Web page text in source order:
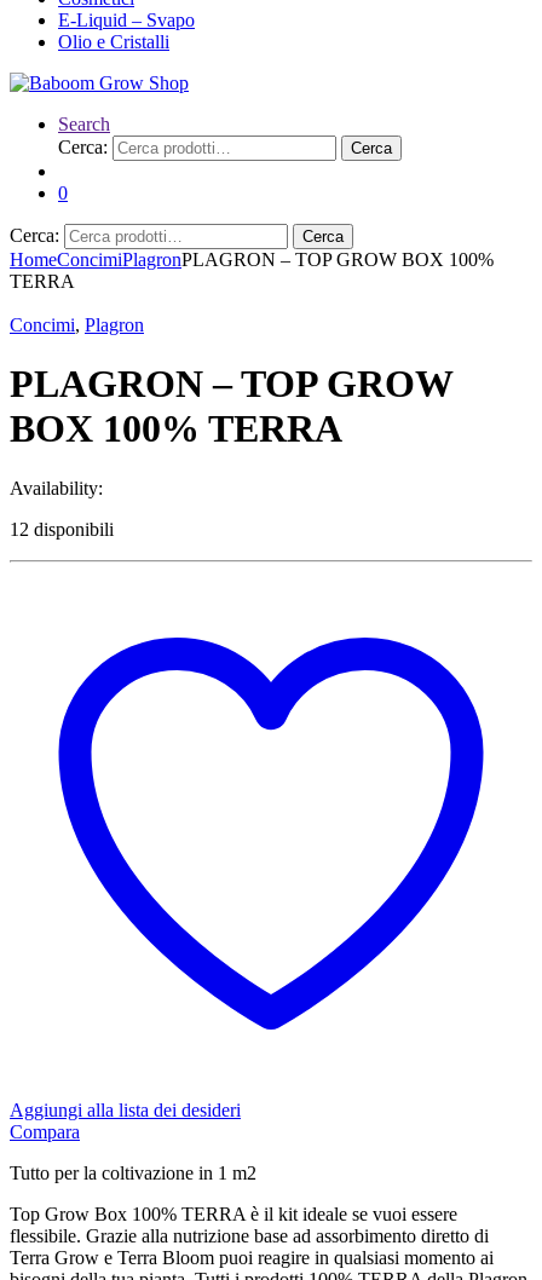
Phytolite
Plagron
PLUGIN PRO
Prima Klima
Prosystem Aqua
Protect Garden
Quantamon Seeds
R-P-L
Rail Light
Reinhart
REMO Nutrients
Revelry
Root Pouch
Secret Smoke
Seed Stockers
Serious Seeds
Silent Seeds
Smartpot
Storz & Bickel
Sun Seeds
Sunflower Trimmer
Sunon
Super Grower
Super Sativa Seed Club
Super Strains
Superplant
SuperSmoker
Teco
Teflon
Terpethic
TH Seeds
THCbd
The Cali Connection
E-Liquid – Svapo
Olio e Cristalli
Search
Cerca:
Cerca
0
Cerca: Cerca
HomeConcimiPlagronPLAGRON – TOP GROW BOX 100%
TERRA
Concimi, Plagron
PLAGRON – TOP GROW
BOX 100% TERRA
Availability:
12 disponibili
Aggiungi alla lista dei desideri
Compara
Tutto per la coltivazione in 1 m2
Top Grow Box 100% TERRA è il kit ideale se vuoi essere
flessibile. Grazie alla nutrizione base ad assorbimento diretto di
Terra Grow e Terra Bloom puoi reagire in qualsiasi momento ai